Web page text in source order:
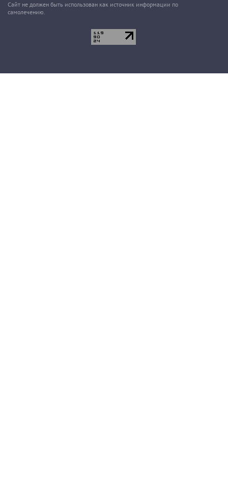
Сайт не должен быть использован как источник информации по
самолечению.